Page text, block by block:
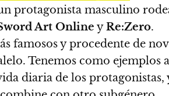
protagonista masculino
Art Online yRe:Zero.
famosos y procedente de
Tenemos como ejemplos a
diaria de los protagonistas,